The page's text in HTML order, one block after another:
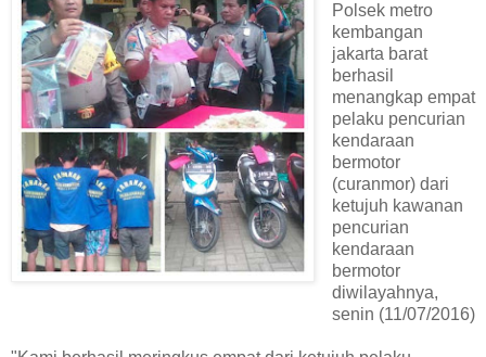
Polsek metro
kembangan
jakarta barat
berhasil
menangkap empat
pelaku pencurian
kendaraan
bermotor
(curanmor) dari
ketujuh kawanan
pencurian
kendaraan
bermotor
diwilayahnya,
senin (11/07/2016)